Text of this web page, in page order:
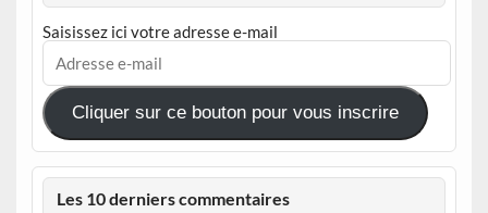
Saisissez ici votre adresse e-mail
Adresse
mail
Cliquer sur ce bouton pour vous inscrire
Les 10 derniers commentaires